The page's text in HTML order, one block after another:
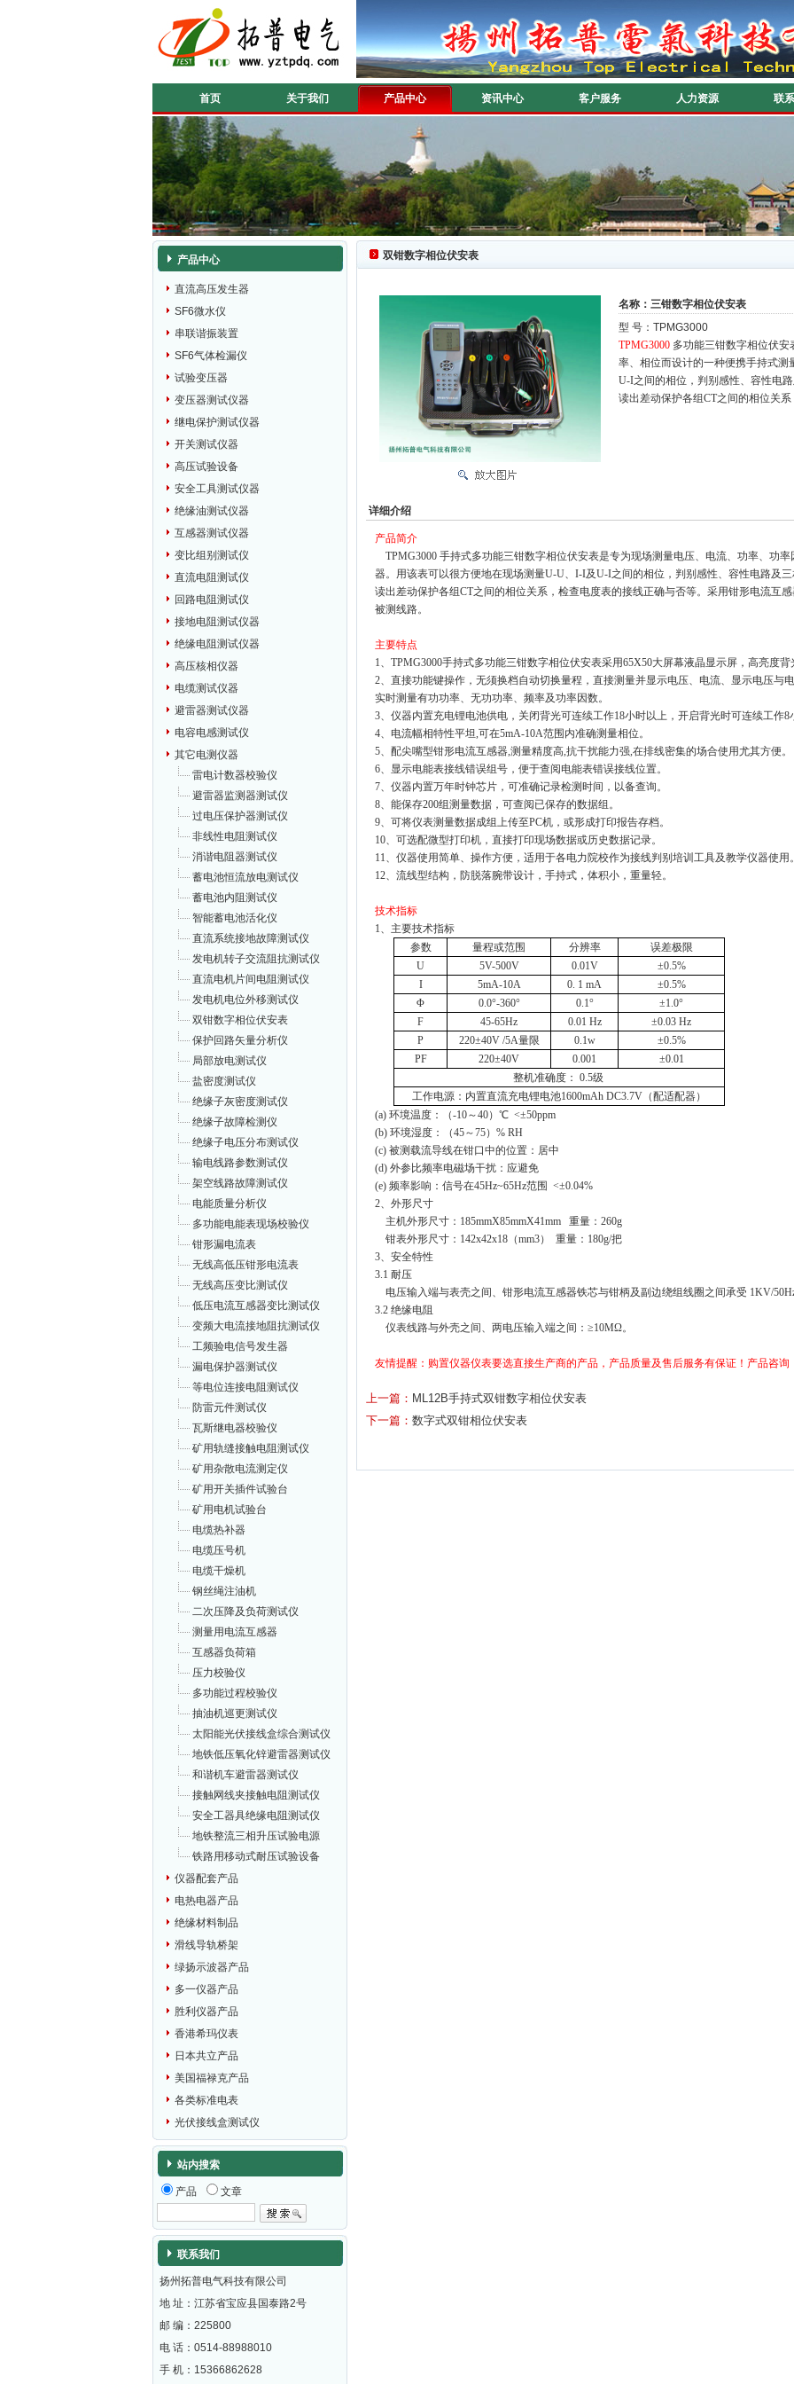
首页 关于我们 产品中心 资讯中心 客户服务 人力资源 联
产品中心
直流高压发生器
SF6微水仪
串联谐振装置
SF6气体检漏仪
试验变压器
变压器测试仪器
继电保护测试仪器
开关测试仪器
高压试验设备
安全工具测试仪器
绝缘油测试仪器
互感器测试仪器
变比组别测试仪
直流电阻测试仪
回路电阻测试仪
接地电阻测试仪器
绝缘电阻测试仪器
高压核相仪器
电缆测试仪器
避雷器测试仪器
电容电感测试仪
其它电测仪器
雷电计数器校验仪
避雷器监测器测试仪
过电压保护器测试仪
非线性电阻测试仪
消谐电阻器测试仪
蓄电池恒流放电测试仪
蓄电池内阻测试仪
智能蓄电池活化仪
直流系统接地故障测试仪
发电机转子交流阻抗测试仪
直流电机片间电阻测试仪
发电机电位外移测试仪
双钳数字相位伏安表
保护回路矢量分析仪
局部放电测试仪
盐密度测试仪
绝缘子灰密度测试仪
绝缘子故障检测仪
绝缘子电压分布测试仪
输电线路参数测试仪
架空线路故障测试仪
电能质量分析仪
多功能电能表现场校验仪
钳形漏电流表
无线高低压钳形电流表
无线高压变比测试仪
低压电流互感器变比测试仪
变频大电流接地阻抗测试仪
工频验电信号发生器
漏电保护器测试仪
等电位连接电阻测试仪
防雷元件测试仪
瓦斯继电器校验仪
矿用轨缝接触电阻测试仪
矿用杂散电流测定仪
矿用开关插件试验台
矿用电机试验台
电缆热补器
电缆压号机
电缆干燥机
钢丝绳注油机
二次压降及负荷测试仪
测量用电流互感器
互感器负荷箱
压力校验仪
多功能过程校验仪
抽油机巡更测试仪
太阳能光伏接线盒综合测试仪
地铁低压氧化锌避雷器测试仪
和谐机车避雷器测试仪
接触网线夹接触电阻测试仪
安全工器具绝缘电阻测试仪
地铁整流三相升压试验电源
铁路用移动式耐压试验设备
仪器配套产品
电热电器产品
绝缘材料制品
滑线导轨桥架
绿扬示波器产品
多一仪器产品
胜利仪器产品
香港希玛仪表
日本共立产品
美国福禄克产品
各类标准电表
光伏接线盒测试仪
站内搜索
产品 文章
联系我们
扬州拓普电气科技有限公司
地 址：江苏省宝应县国泰路2号
邮 编： 225800
电 话：0514-88988010
手 机：15366862628
双钳数字相位伏安表
名称：三钳数字相位伏安表
型 号：TPMG3000
TPMG3000 多功能三钳数字相位伏
率、相位而设计的一种便携手持式
U-I之间的相位，判别感性、容性电
读出差动保护各组CT之间的相位关
详细介绍
产品简介
TPMG3000 手持式多功能三钳数字相位伏安表是专为现场测量电压、电流、功率、功
器。用该表可以很方便地在现场测量U-U、I-I及U-I之间的相位，判别感性、容性电路及
读出差动保护各组CT之间的相位关系，检查电度表的接线正确与否等。采用钳形电流互
被测线路。
主要特点
1、TPMG3000手持式多功能三钳数字相位伏安表采用65X50大屏幕液晶显示屏，高亮度
2、直接功能键操作，无须换档自动切换量程，直接测量并显示电压、电流、显示电压与
实时测量有功功率、无功功率、频率及功率因数。
3、仪器内置充电锂电池供电，关闭背光可连续工作18小时以上，开启背光时可连续工作8
4、电流幅相特性平坦,可在5mA-10A范围内准确测量相位。
5、配尖嘴型钳形电流互感器,测量精度高,抗干扰能力强,在排线密集的场合使用尤其方便。
6、显示电能表接线错误组号，便于查阅电能表错误接线位置。
7、仪器内置万年时钟芯片，可准确记录检测时间，以备查询。
8、能保存200组测量数据，可查阅已保存的数据组。
9、可将仪表测量数据成组上传至PC机，或形成打印报告存档。
10、可选配微型打印机，直接打印现场数据或历史数据记录。
11、仪器使用简单、操作方便，适用于各电力院校作为接线判别培训工具及教学仪器使用
12、流线型结构，防脱落腕带设计，手持式，体积小，重量轻。
技术指标
1、主要技术指标
参数
量程或范围 分辨率
误差极限
U
5V-500V 0.01V ±0.5%
I
5mA-10A 0. 1 mA ±0.5%
Φ
0.0°-360° 0.1° ±1.0°
F
45-65Hz 0.01 Hz ±0.03 Hz
P
220±40V /5A量限 0.1w ±0.5%
PF
220±40V 0.001 ±0.01
整机准确度： 0.5级
工作电源：内置直流充电锂电池1600mAh DC3.7V （配适配器）
(a) 环境温度：（-10～40）℃ <±50ppm
(b) 环境湿度：（45～75）% RH
(c) 被测载流导线在钳口中的位置：居中
(d) 外参比频率电磁场干扰：应避免
(e) 频率影响：信号在45Hz~65Hz范围 <±0.04%
2、外形尺寸
主机外形尺寸：185mmX85mmX41mm 重量：260g
钳表外形尺寸：142x42x18（mm3） 重量：180g/把
3、安全特性
3.1 耐压
电压输入端与表壳之间、钳形电流互感器铁芯与钳柄及副边绕组线圈之间承受 1KV/
3.2 绝缘电阻
仪表线路与外壳之间、两电压输入端之间：≥10MΩ。
友情提醒：购置仪器仪表要选直接生产商的产品，产品质量及售后服务有保证！ 产品咨询
上一篇： ML12B手持式双钳数字相位伏安表
下一篇： 数字式双钳相位伏安表